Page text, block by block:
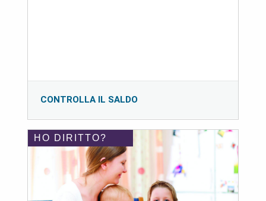
CONTROLLA IL SALDO
HO DIRITTO?